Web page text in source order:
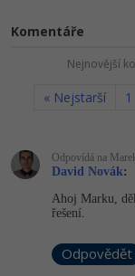
UML a
Spring
Django
HTML /
MS-
SQLite
Tester
Grafik /
Swift -80%
C -80%
SQL
Komentáře
Nejnovější
« Nejstarší 1
Odpovídá na
David Novák:
Ahoj Marku,
řešení.
Odpovědět